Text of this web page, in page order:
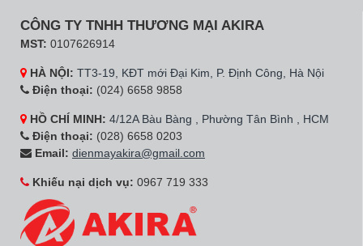
CÔNG TY TNHH THƯƠNG MẠI AKIRA
MST: 0107626914
HÀ NỘI: TT3-19, KĐT mới Đại Kim, P. Định Công, Hà Nội
Điện thoại: (024) 6658 9858
HỒ CHÍ MINH: 4/12A Bàu Bàng , Phường Tân Bình , HCM
Điện thoại: (028) 6658 0203
Email: dienmayakira@gmail.com
Khiếu nại dịch vụ: 0967 719 333